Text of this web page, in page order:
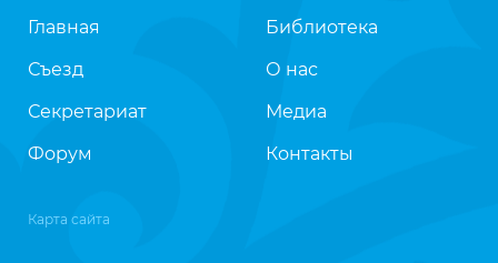
Главная
Съезд
Секретариат
Форум
Библиотека
О нас
Медиа
Контакты
Карта сайта